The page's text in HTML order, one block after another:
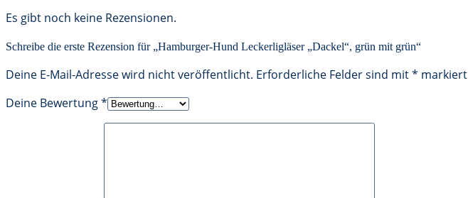
Es gibt noch keine Rezensionen.
Schreibe die erste Rezension für „Hamburger-Hund Leckerligläser „Dackel“, grün mit grün“
Deine E-Mail-Adresse wird nicht veröffentlicht. Erforderliche Felder sind mit* markiert
Deine Bewertung*